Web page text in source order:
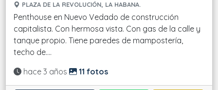
PLAZA DE LA REVOLUCIÓN, LA HABANA.
Penthouse en Nuevo Vedado de construcción
capitalista. Con hermosa vista. Con gas de la calle y
tanque propio. Tiene paredes de mampostería,
techo de....
Actualizado:
hace 3 años 11 fotos